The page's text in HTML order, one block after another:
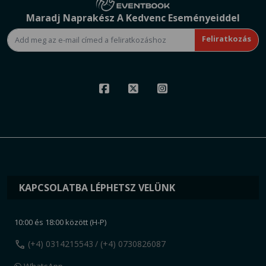
Maradj Naprakész A Kedvenc Eseményeiddel
Feliratkozás
KAPCSOLATBA LÉPHETSZ VELÜNK
10:00 és 18:00 között (H-P)
call (+4) 0314215543 / (+4) 0730826087